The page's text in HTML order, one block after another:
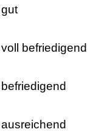
gut
voll befriedigend
befriedigend
ausreichend